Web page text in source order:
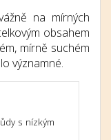
na mírných
obsahem
mírně suchém
významné.
s nízkým